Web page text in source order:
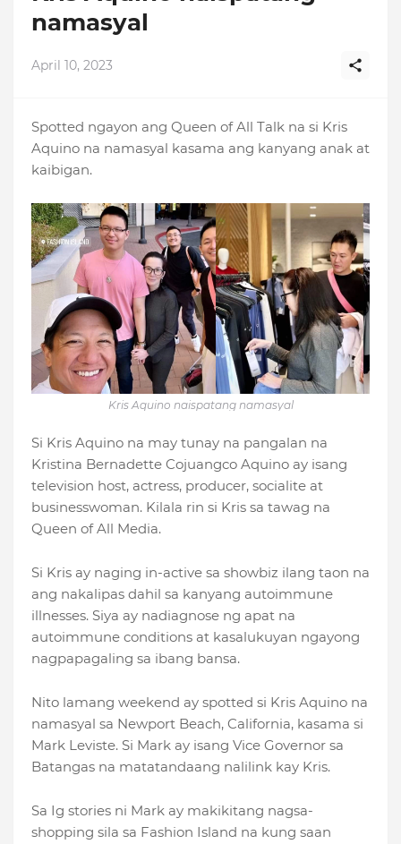
namasyal
April 10, 2023
Spotted ngayon ang Queen of All Talk na si Kris
Aquino na namasyal kasama ang kanyang anak at
kaibigan.
Kris Aquino naispatang namasyal
Si Kris Aquino na may tunay na pangalan na
Kristina Bernadette Cojuangco Aquino ay isang
television host, actress, producer, socialite at
businesswoman. Kilala rin si Kris sa tawag na
Queen of All Media.
Si Kris ay naging in-active sa showbiz ilang taon na
ang nakalipas dahil sa kanyang autoimmune
illnesses. Siya ay nadiagnose ng apat na
autoimmune conditions at kasalukuyan ngayong
nagpapagaling sa ibang bansa.
Nito lamang weekend ay spotted si Kris Aquino na
namasyal sa Newport Beach, California, kasama si
Mark Leviste. Si Mark ay isang Vice Governor sa
Batangas na matatandaang nalilink kay Kris.
Sa Ig stories ni Mark ay makikitang nagsa-
shopping sila sa Fashion Island na kung saan